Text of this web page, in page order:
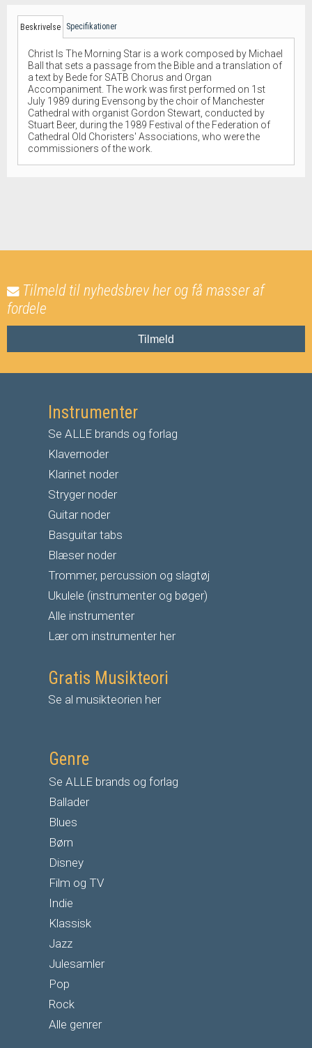
Beskrivelse Specifikationer
Christ Is The Morning Star is a work composed by Michael
Ball that sets a passage from the Bible and a translation of
a text by Bede for SATB Chorus and Organ
Accompaniment. The work was first performed on 1st
July 1989 during Evensong by the choir of Manchester
Cathedral with organist Gordon Stewart, conducted by
Stuart Beer, during the 1989 Festival of the Federation of
Cathedral Old Choristers' Associations, who were the
commissioners of the work.
Tilmeld til nyhedsbrev her og få masser af
fordele
Tilmeld
Instrumenter
Se ALLE brands og forlag
Klavernoder
Klarinet noder
Stryger noder
Guitar noder
Basguitar tabs
Blæser noder
Trommer, percussion og slagtøj
Ukulele (instrumenter og bøger)
Alle instrumenter
Lær om instrumenter her
Gratis Musikteori
Se al musikteorien her
Genre
Se ALLE brands og forlag
Ballader
Blues
Børn
Disney
Film og TV
Indie
Klassisk
Jazz
Julesamler
Pop
Rock
Alle genrer